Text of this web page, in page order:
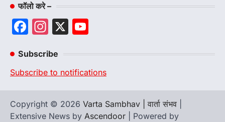
फॉलो करे –
Facebook
Instagram
X
Subscribe
Subscribe to notifications
Copyright © 2026 Varta Sambhav | वार्ता संभव
Extensive News by Ascendoor | Powered by